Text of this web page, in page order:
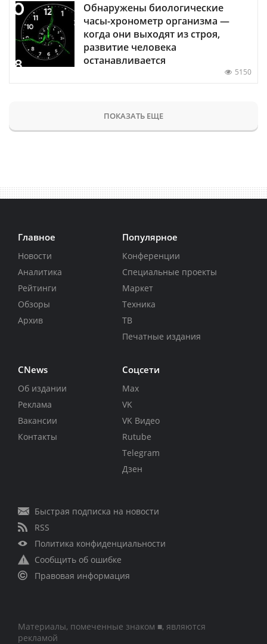
Обнаружены биологические
часы-хронометр организма —
когда они выходят из строя,
развитие человека
останавливается
5150
ПОКАЗАТЬ ЕЩЕ
Главное
Новости
Аналитика
Рейтинги
Обзоры
Архив
Популярное
Конференции
Специальные проекты
Маркет
Техника
ТВ
Печатные издания
CNews
Об издании
Реклама
Вакансии
Контакты
Соцсети
Max
VK
VK Видео
Rutube
Telegram
Дзен
Быстрая подписка на новости
RSS
Политика конфиденциальности
Сообщить об ошибке
Правовая информация
Материалы, помеченные знаком ■, являются
рекламой